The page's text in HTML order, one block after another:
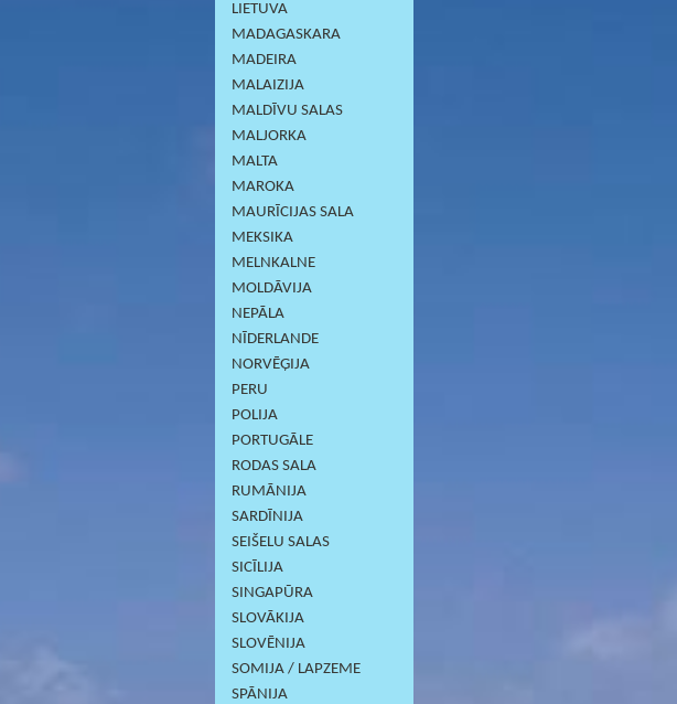
LIETUVA
MADAGASKARA
MADEIRA
MALAIZIJA
MALDĪVU SALAS
MALJORKA
MALTA
MAROKA
MAURĪCIJAS SALA
MEKSIKA
MELNKALNE
MOLDĀVIJA
NEPĀLA
NĪDERLANDE
NORVĒĢIJA
PERU
POLIJA
PORTUGĀLE
RODAS SALA
RUMĀNIJA
SARDĪNIJА
SEIŠELU SALAS
SICĪLIJA
SINGAPŪRA
SLOVĀKIJA
SLOVĒNIJA
SOMIJA / LAPZEME
SPĀNIJA